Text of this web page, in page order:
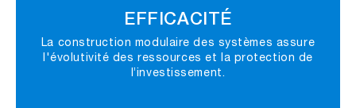
EFFICACITÉ
La construction modulaire des systèmes assure
l'évolutivité des ressources et la protection de
l’investissement.